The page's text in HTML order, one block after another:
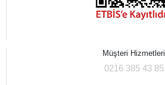
Müşteri Hizmetleri
0216 385 43 85